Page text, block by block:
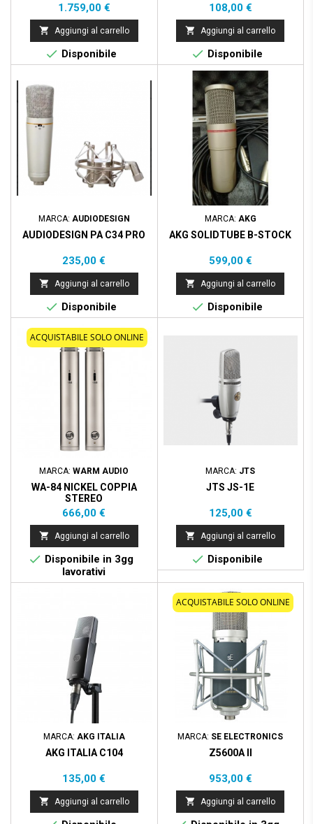
Prezzo
1.759,00 €
 Aggiungi al carrello
 Disponibile
Prezzo
108,00 €
 Aggiungi al carrello
 Disponibile
MARCA: AUDIODESIGN
AUDIODESIGN PA C34 PRO
Prezzo
235,00 €
 Aggiungi al carrello
 Disponibile
MARCA: AKG
AKG SOLIDTUBE B-STOCK
Prezzo
599,00 €
 Aggiungi al carrello
 Disponibile
ACQUISTABILE SOLO ONLINE
MARCA:WARM AUDIO
WA-84 NICKEL COPPIA
STEREO
Prezzo
666,00 €
 Aggiungi al carrello
 Disponibile in 3gg
lavorativi
MARCA: JTS
JTS JS-1E
Prezzo
125,00 €
 Aggiungi al carrello
 Disponibile
MARCA: AKG ITALIA
AKG ITALIA C104
Prezzo
135,00 €
 Aggiungi al carrello
ACQUISTABILE SOLO ONLINE
MARCA: SE ELECTRONICS
Z5600A II
Prezzo
953,00 €
 Aggiungi al carrello